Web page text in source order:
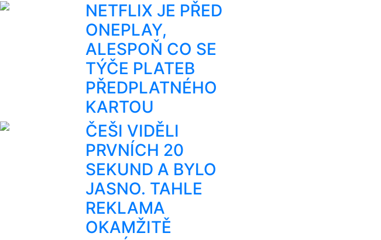
NETFLIX JE PŘED
ONEPLAY,
ALESPOŇ CO SE
TÝČE PLATEB
PŘEDPLATNÉHO
KARTOU
ČEŠI VIDĚLI
PRVNÍCH 20
SEKUND A BYLO
JASNO. TAHLE
REKLAMA
OKAMŽITĚ